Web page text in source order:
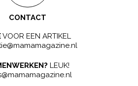
CONTACT
VOOR EEN ARTIKEL
LEUK!